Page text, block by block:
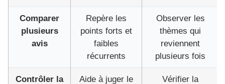
Comparer
plusieurs
avis
Repère les
points forts et
faibles
récurrents
Observer les
thèmes qui
reviennent
plusieurs fois
Contrôler la
Aide à juger le
Vérifier la